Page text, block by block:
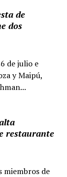
de
dos
de julio e
y Maipú,
restaurante
miembros de